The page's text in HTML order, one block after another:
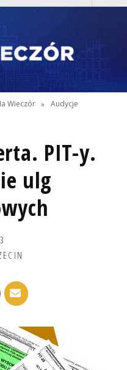
Wieczór » Audycje
PIT-y.
ulg